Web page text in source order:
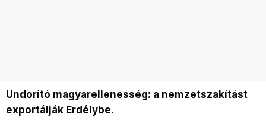
Undorító magyarellenesség: a nemzetszakítást
exportálják Erdélybe.